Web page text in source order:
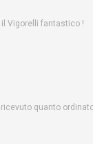
Vigorelli fantastico !
ricevuto quanto